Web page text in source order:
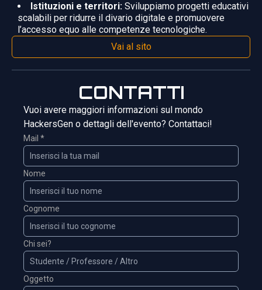
Istituzioni e territori: Sviluppiamo progetti educativi
scalabili per ridurre il divario digitale e promuovere
l’accesso equo alle competenze tecnologiche.
Vai al sito
CONTATTI
Vuoi avere maggiori informazioni sul mondo
HackersGen o dettagli dell'evento? Contattaci!
Mail *
Nome
Cognome
Chi sei?
Oggetto